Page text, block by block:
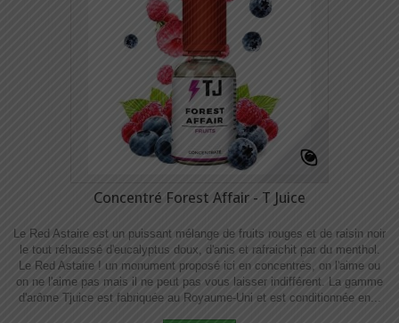
Concentré Forest Affair - T Juice
Le Red Astaire est un puissant mélange de fruits rouges et de raisin noir
le tout réhaussé d'eucalyptus doux, d'anis et rafraichit par du menthol.
Le Red Astaire ! un monument proposé ici en concentrés, on l'aime ou
on ne l'aime pas mais il ne peut pas vous laisser indifférent. La gamme
d'arôme Tjuice est fabriquée au Royaume-Uni et est conditionnée en...